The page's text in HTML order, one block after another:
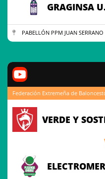
GRAGINSA
PABELLÓN PPM JUAN
Federación Extremeña de